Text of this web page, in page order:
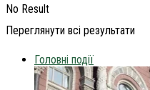
No Result
Переглянути всі результати
Головні події